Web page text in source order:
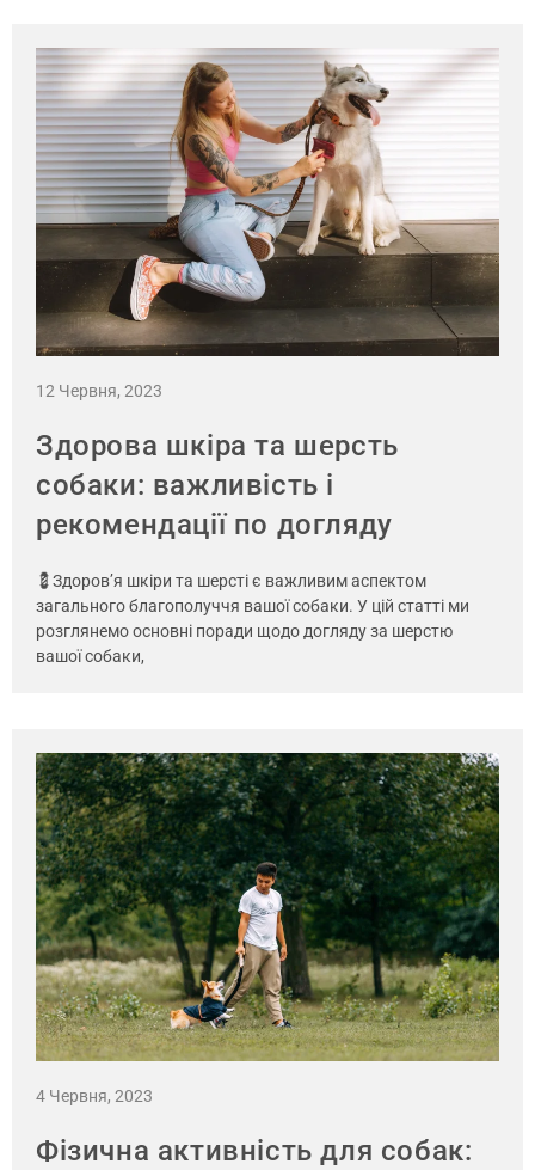
12 Червня, 2023
Здорова шкіра та шерсть
собаки: важливість і
рекомендації по догляду
💈Здоров’я шкіри та шерсті є важливим аспектом
загального благополуччя вашої собаки. У цій статті ми
розглянемо основні поради щодо догляду за шерстю
вашої собаки,
4 Червня, 2023
Фізична активність для собак: